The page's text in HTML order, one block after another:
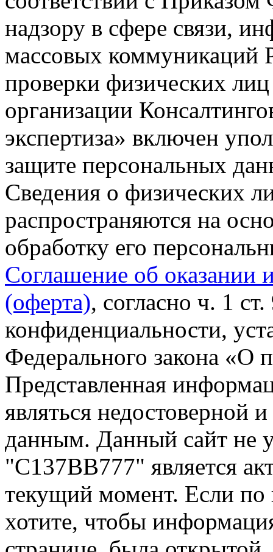
надзору в сфере связи,
массовых коммуникаций
проверки физических
организации
экспертиза» включен
защите персональных
Сведения о физических
распространяются на
обработку его
Соглашение об оказании
(оферта), согласно ч. 1
конфиденциальности,
Федерального закона «О
Представленная
являться недостоверной
данным. Данный сайт не
"С137ВВ777" является
текущий момент. Если
хотите, чтобы